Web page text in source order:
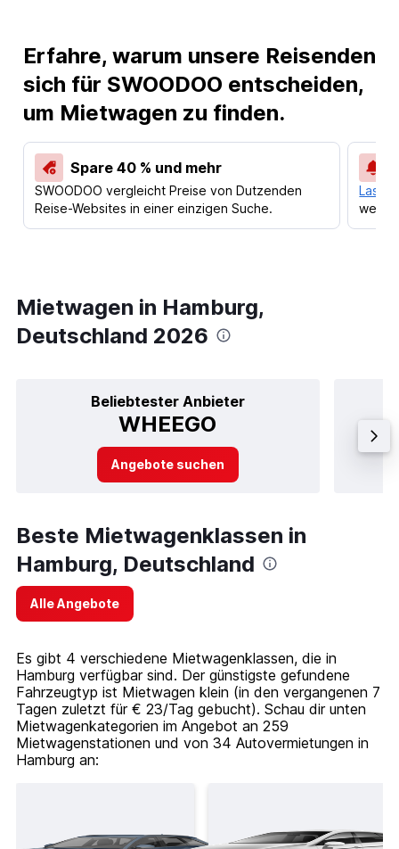
Erfahre, warum unsere Reisenden
sich für SWOODOO entscheiden,
um Mietwagen zu finden.
Spare 40 % und mehr
SWOODOO vergleicht Preise von Dutzenden
Reise-Websites in einer einzigen Suche.
Lass
Mietwagen in Hamburg,
Deutschland 2026
Beliebtester Anbieter
WHEEGO
Angebote suchen
Beste Mietwagenklassen in
Hamburg, Deutschland
Alle Angebote
Es gibt 4 verschiedene Mietwagenklassen, die in
Hamburg verfügbar sind. Der günstigste gefundene
Fahrzeugtyp ist Mietwagen klein (in den vergangenen 7
Tagen zuletzt für € 23/Tag gebucht). Schau dir unten
Mietwagenkategorien im Angebot an 259
Mietwagenstationen und von 34 Autovermietungen in
Hamburg an: